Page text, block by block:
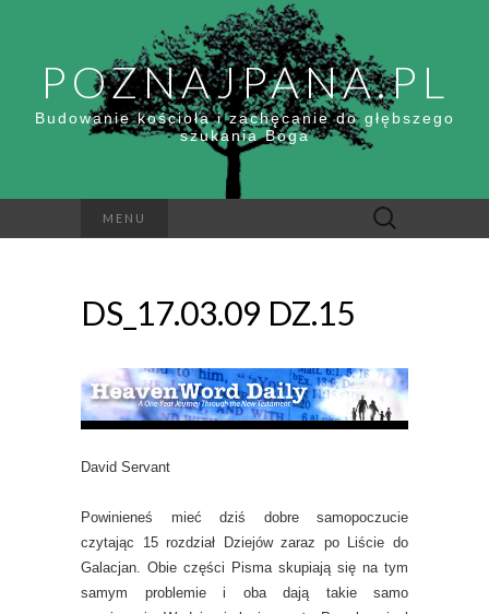
POZNAJPANA.PL
Budowanie kościoła i zachęcanie do głębszego
szukania Boga
MENU Szukaj:
DS_17.03.09 DZ.15
David Servant
Powinieneś mieć dziś dobre samopoczucie
czytając 15 rozdział Dziejów zaraz po Liście do
Galacjan. Obie części Pisma skupiają się na tym
samym problemie i oba dają takie samo